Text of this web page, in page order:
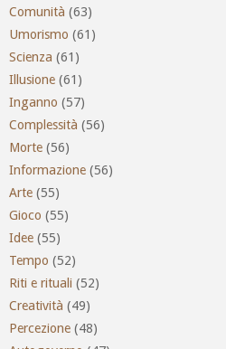
Comunità (63)
Umorismo (61)
Scienza (61)
Illusione (61)
Inganno (57)
Complessità (56)
Morte (56)
Informazione (56)
Arte (55)
Gioco (55)
Idee (55)
Tempo (52)
Riti e rituali (52)
Creatività (49)
Percezione (48)